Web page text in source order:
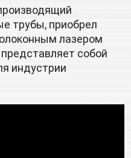
трубы, приобрел
лазером
собой
индустрии